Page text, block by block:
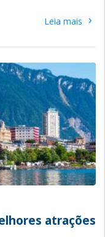
Leia mais ›
atrações